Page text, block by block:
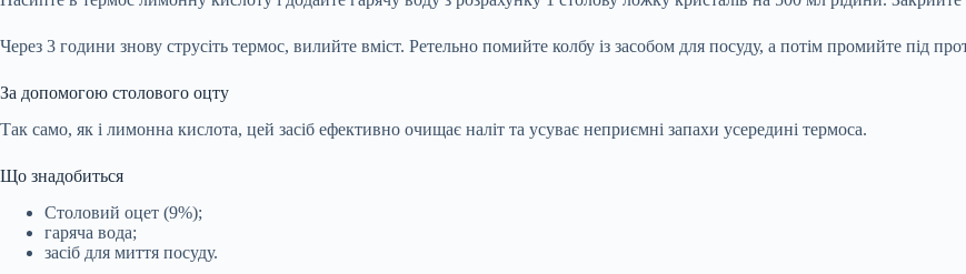
Через 3 години знову струсіть термос, вилийте вміст. Ретельно помийте колбу із засобом для посуду, а потім промийте під
За допомогою столового оцту
Так само, як і лимонна кислота, цей засіб ефективно очищає наліт та усуває неприємні запахи усередині термоса.
Що знадобиться
Столовий оцет (9%);
гаряча вода;
засіб для миття посуду.